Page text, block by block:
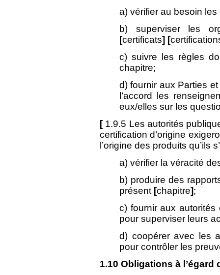
a) vérifier au besoin
b) superviser les
[certificats] [
c) suivre les règles
chapitre;
d) fournir aux Parties
l’accord les
eux/elles sur les
[ 1.9.5 Les autorités
certification d’origine
l’origine des produits qu’ils
a) vérifier la véracité
b) produire des
présent [chapitre];
c) fournir aux
pour superviser leurs
d) coopérer avec les
pour contrôler les
1.10 Obligations à l’égard